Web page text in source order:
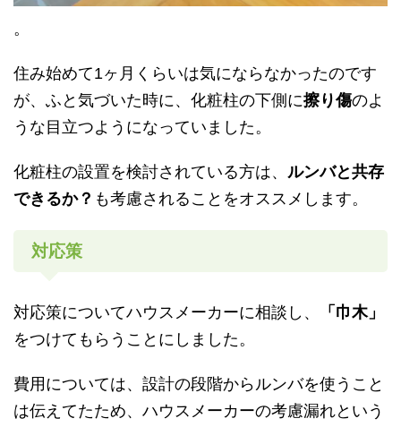
。
住み始めて1ヶ月くらいは気にならなかったのです
が、ふと気づいた時に、化粧柱の下側に擦り傷のよ
うな目立つようになっていました。
化粧柱の設置を検討されている方は、 ルンバと共存
できるか？ も考慮されることをオススメします。
対応策
対応策についてハウスメーカーに相談し、
「巾木」
をつけてもらうことにしました。
費用については、設計の段階からルンバを使うこと
は伝えてたため、ハウスメーカーの考慮漏れという